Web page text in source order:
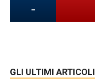
-
GLI ULTIMI ARTICOLI